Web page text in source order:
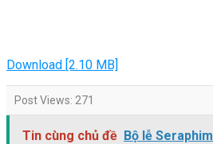
Download [2.10 MB]
Post Views: 271
Tin cùng chủ đề Bộ lễ Seraphim